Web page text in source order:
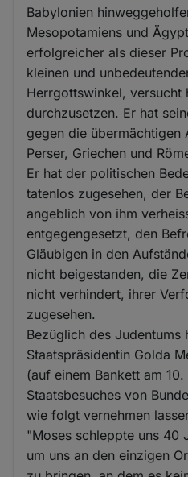
Babylonien
Mesopotamiens und
erfolgreicher als dieser
kleinen und
Herrgottswinkel, versucht
durchzusetzen. Er hat
gegen die übermächtigen
Perser, Griechen und
Er hat der politischen
tatenlos zugesehen, der
angeblich von ihm
entgegengesetzt, den
Gläubigen in den
nicht beigestanden, die
nicht verhindert, ihrer
zugesehen.
Bezüglich des Judentums
Staatspräsidentin Golda
(auf einem Bankett am
Staatsbesuches von
wie folgt vernehmen
"Moses schleppte uns 40
um uns an den einzigen